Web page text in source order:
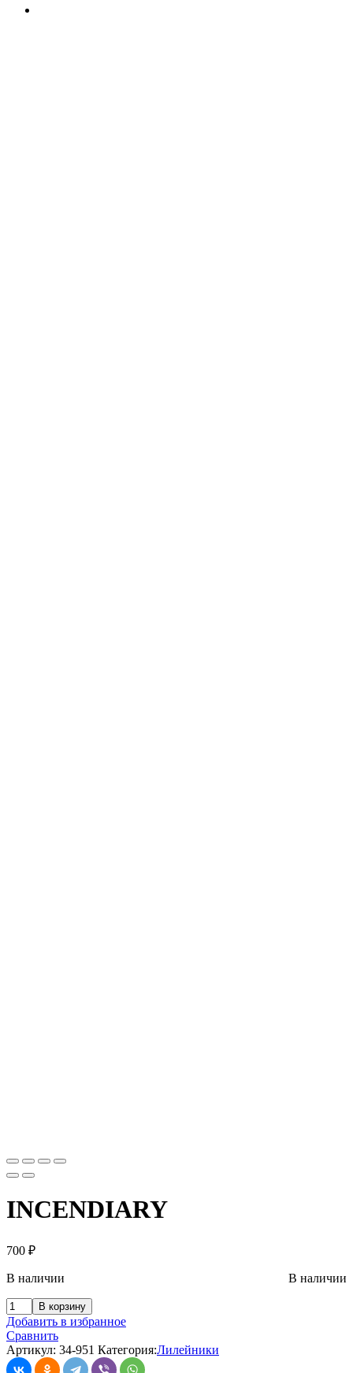
INCENDIARY
700 ₽
В наличии
В наличии
В корзину
Добавить в избранное
Сравнить
Артикул: 34-951 Категория:Лилейники